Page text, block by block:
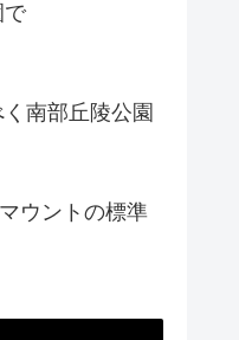
で
南部丘陵公園
ウントの標準